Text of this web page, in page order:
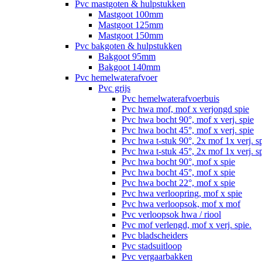
Pvc mastgoten & hulpstukken
Mastgoot 100mm
Mastgoot 125mm
Mastgoot 150mm
Pvc bakgoten & hulpstukken
Bakgoot 95mm
Bakgoot 140mm
Pvc hemelwaterafvoer
Pvc grijs
Pvc hemelwaterafvoerbuis
Pvc hwa mof, mof x verjongd spie
Pvc hwa bocht 90°, mof x verj. spie
Pvc hwa bocht 45°, mof x verj. spie
Pvc hwa t-stuk 90°, 2x mof 1x verj.
Pvc hwa t-stuk 45°, 2x mof 1x verj.
Pvc hwa bocht 90°, mof x spie
Pvc hwa bocht 45°, mof x spie
Pvc hwa bocht 22°, mof x spie
Pvc hwa verloopring, mof x spie
Pvc hwa verloopsok, mof x mof
Pvc verloopsok hwa / riool
Pvc mof verlengd, mof x verj. spie.
Pvc bladscheiders
Pvc stadsuitloop
Pvc vergaarbakken